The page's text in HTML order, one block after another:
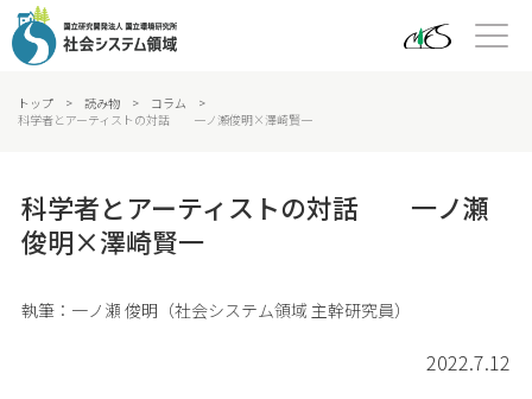
トップ > 読み物 > コラム
>
科学者とアーティストの対話 一ノ瀬俊明×澤崎賢一
科学者とアーティストの対話 一ノ瀬
俊明×澤崎賢一
執筆：一ノ瀬 俊明（社会システム領域 主幹研究員）
2022.7.12